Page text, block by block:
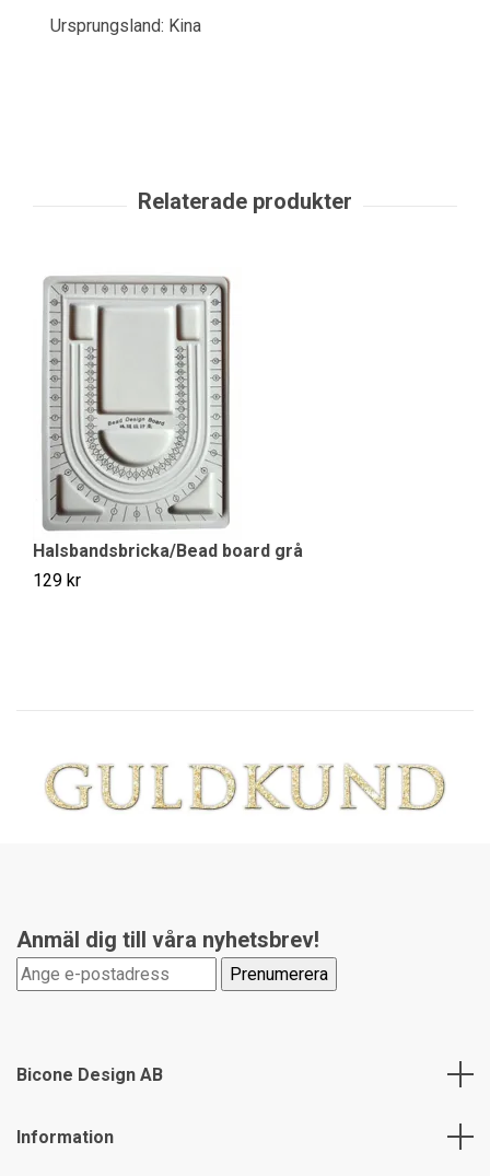
Ursprungsland: Kina
Halsbandsbricka/Bead board grå
129 kr
Anmäl dig till våra nyhetsbrev!
Bicone Design AB
Information